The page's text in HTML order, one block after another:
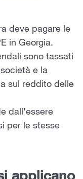
deve pagare le
in Georgia.
sono tassati
e la
sul reddito delle
dall'essere
per le stesse